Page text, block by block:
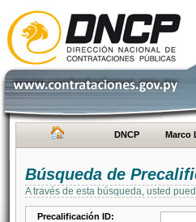
DNCP Marco
Búsqueda de
A través de esta búsqueda, usted
Precalificación ID: